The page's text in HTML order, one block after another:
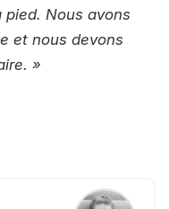
Nous avons
et nous devons
»